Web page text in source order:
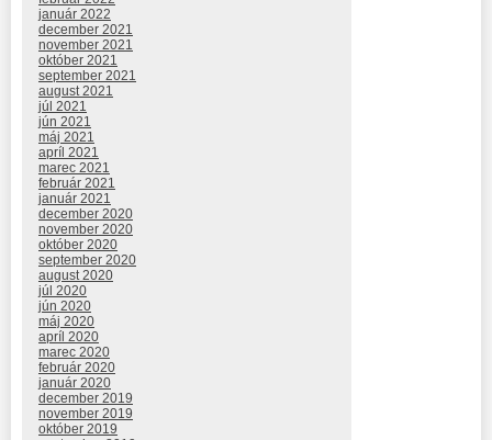
január 2022
december 2021
november 2021
október 2021
september 2021
august 2021
júl 2021
jún 2021
máj 2021
apríl 2021
marec 2021
február 2021
január 2021
december 2020
november 2020
október 2020
september 2020
august 2020
júl 2020
jún 2020
máj 2020
apríl 2020
marec 2020
február 2020
január 2020
december 2019
november 2019
október 2019